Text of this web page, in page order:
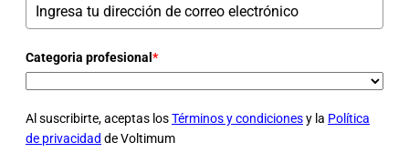
Categoria profesional *
Al suscribirte, aceptas losTérminos y condicionesy la Política
de privacidad de Voltimum